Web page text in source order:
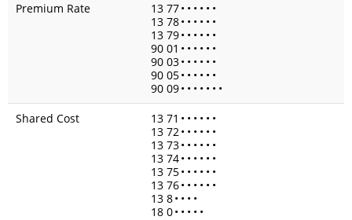
Premium Rate
13 77• • • • • •
13 78• • • • • •
13 79• • • • • •
90 01 • • • • • •
90 03• • • • • •
90 05• • • • • •
90 09• • • • • • •
Shared Cost
13 71 • • • • • •
13 72• • • • • •
13 73• • • • • •
13 74• • • • • •
13 75• • • • • •
13 76• • • • • •
13 8• • • •
18 0• • • • •